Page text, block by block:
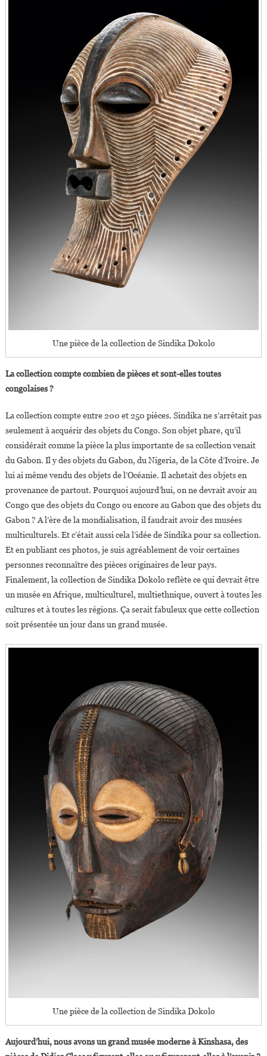
Une pièce de la collection de Sindika Dokolo
La collection compte combien de pièces et sont-elles toutes
congolaises ?
La collection compte entre 200 et 250 pièces. Sindika ne s’arrêtait pas
seulement à acquérir des objets du Congo. Son objet phare, qu’il
considérait comme la pièce la plus importante de sa collection venait
du Gabon. Il y des objets du Gabon, du Nigeria, de la Côte d’Ivoire. Je
lui ai même vendu des objets de l’Océanie. Il achetait des objets en
provenance de partout. Pourquoi aujourd’hui, on ne devrait avoir au
Congo que des objets du Congo ou encore au Gabon que des objets du
Gabon ? A l’ère de la mondialisation, il faudrait avoir des musées
multiculturels. Et c’était aussi cela l’idée de Sindika pour sa collection.
Et en publiant ces photos, je suis agréablement de voir certaines
personnes reconnaître des pièces originaires de leur pays.
Finalement, la collection de Sindika Dokolo reflète ce qui devrait être
un musée en Afrique, multiculturel, multiethnique, ouvert à toutes les
cultures et à toutes les régions. Ça serait fabuleux que cette collection
soit présentée un jour dans un grand musée.
Une pièce de la collection de Sindika Dokolo
Aujourd’hui, nous avons un grand musée moderne à Kinshasa, des